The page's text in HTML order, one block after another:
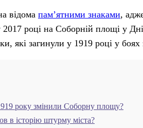
відома пам’ятними знаками,
році на Соборній площі у
які загинули у 1919 році у
року змінили Соборну площу?
в історію штурму міста?